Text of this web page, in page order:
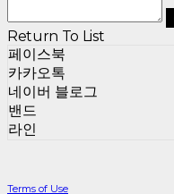
Return To List
페이스북
카카오톡
네이버 블로그
밴드
라인
Terms of Use